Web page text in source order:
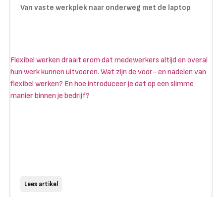
Van vaste werkplek naar onderweg met de laptop
Flexibel werken draait erom dat medewerkers altijd en overal
hun werk kunnen uitvoeren. Wat zijn de voor- en nadelen van
flexibel werken? En hoe introduceer je dat op een slimme
manier binnen je bedrijf?
Lees artikel